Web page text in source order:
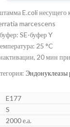
22
680,00 ₽
E.coli несущего
marcescens
: SE-буфер Y
: 25 °C
20 мин при
Эндонуклеазы
E177
S
2000 е.а.